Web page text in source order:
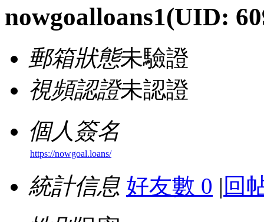
nowgoalloans1(UID:
郵箱狀態未驗證
視頻認證未認證
個人簽名
https://nowgoal.loans/
統計信息 好友數 0 | 回